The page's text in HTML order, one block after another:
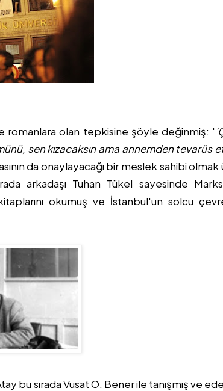
romanlara olan tepkisine şöyle değinmiş: '
sen kızacaksın ama annemden tevarüs
da onaylayacağı bir meslek sahibi
arkadaşı Tuhan Tükel sayesinde
okumuş ve İstanbul'un solcu
bu sırada Vusat O. Bener ile tanışmış ve